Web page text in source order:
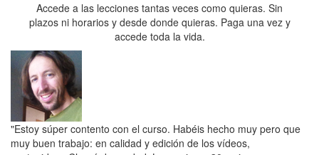
Accede a las lecciones tantas veces como quieras. Sin
plazos ni horarios y desde donde quieras. Paga una vez y
accede toda la vida.
"Estoy súper contento con el curso. Habéis hecho muy pero que
muy buen trabajo: en calidad y edición de los vídeos,